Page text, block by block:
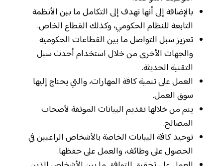
بالإضافة إلى أنها تهدف إلى التكامل ما بين الأنظمة
التابعة للنظام الحكومي، وكذلك القطاع الخاص.
تعزيز سبل التواصل ما بين القطاعات الحكومية
والجهات الأخرى من خلال استخدام أحدث سبل
التقنية الحديثة.
العمل على تنمية كافة المهارات، والتي يحتاج إليها
سوق العمل.
يتم من خلالها تقديم البيانات الموثقة لأصحاب
المصالح.
توحيد كافة البيانات الخاصة بالأشخاص الراغبين في
الحصول على وظائف، والعمل على حفظها.